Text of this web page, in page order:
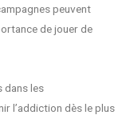
peuvent
de jouer de
dans les
l’addiction dès le plus